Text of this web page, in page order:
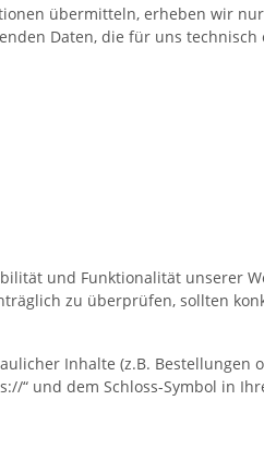
übermitteln, erheben wir
Daten, die für uns
und Funktionalität unserer
zu überprüfen, sollten
Inhalte (z.B. Bestellungen
“ und dem Schloss-Symbol in